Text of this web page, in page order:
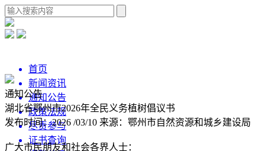
首页
新闻资讯
通知公告
政策法规
尽责参与
证书查询
通知公告
湖北省鄂州市2026年全民义务植树倡议书
发布时间：2026 /03/10 来源：鄂州市自然资源和城乡建设局
广大市民朋友和社会各界人士：